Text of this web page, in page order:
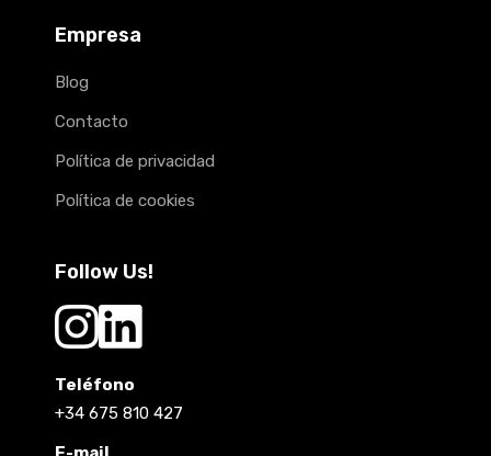
Empresa
Blog
Contacto
Política de privacidad
Política de cookies
Follow Us!
Teléfono
+34 675 810 427